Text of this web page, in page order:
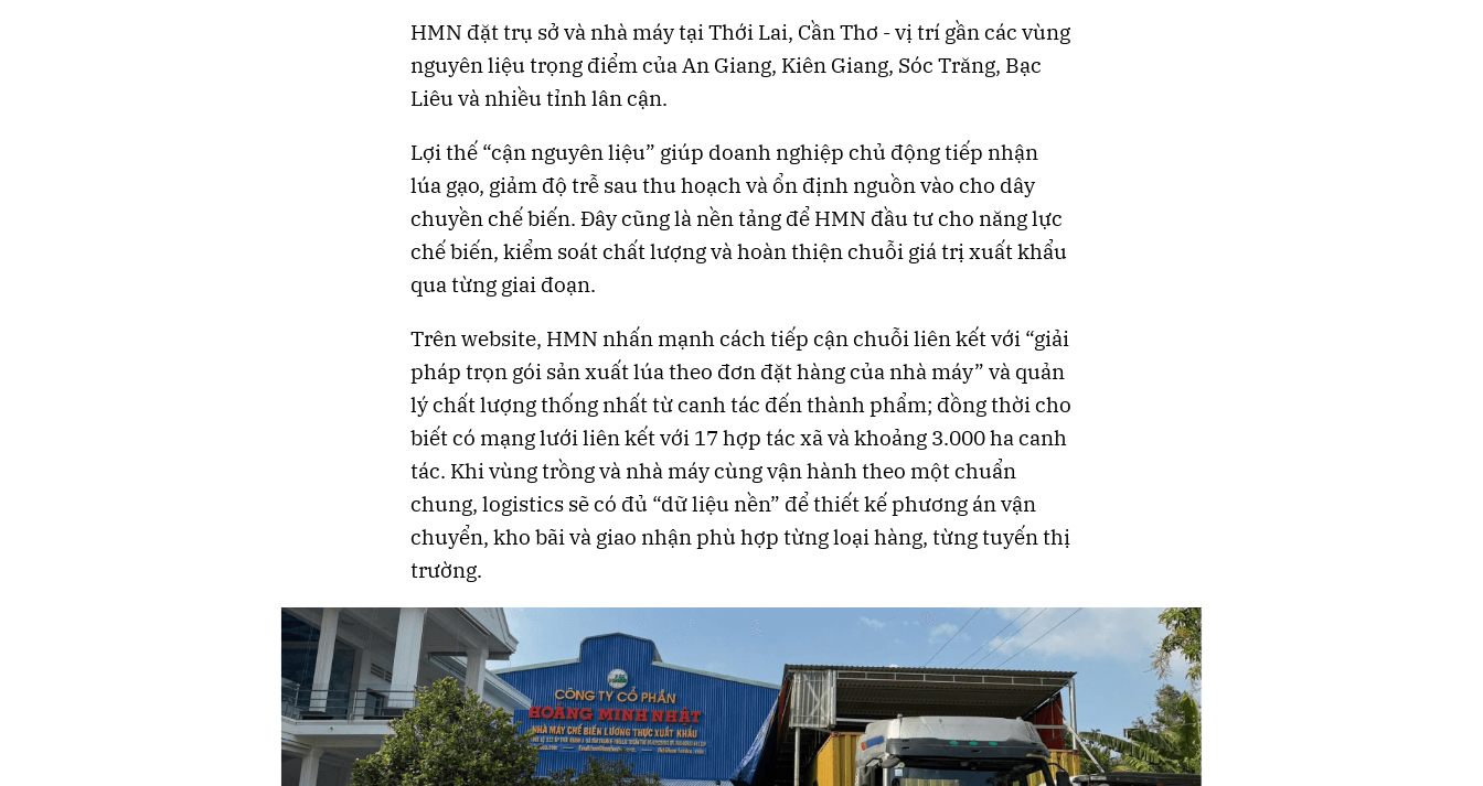
HMN đặt trụ sở và nhà máy tại Thới Lai, Cần Thơ - vị trí gần các vùng
nguyên liệu trọng điểm của An Giang, Kiên Giang, Sóc Trăng, Bạc
Liêu và nhiều tỉnh lân cận.
Lợi thế “cận nguyên liệu” giúp doanh nghiệp chủ động tiếp nhận
lúa gạo, giảm độ trễ sau thu hoạch và ổn định nguồn vào cho dây
chuyền chế biến. Đây cũng là nền tảng để HMN đầu tư cho năng lực
chế biến, kiểm soát chất lượng và hoàn thiện chuỗi giá trị xuất khẩu
qua từng giai đoạn.
Trên website, HMN nhấn mạnh cách tiếp cận chuỗi liên kết với “giải
pháp trọn gói sản xuất lúa theo đơn đặt hàng của nhà máy” và quản
lý chất lượng thống nhất từ canh tác đến thành phẩm; đồng thời cho
biết có mạng lưới liên kết với 17 hợp tác xã và khoảng 3.000 ha canh
tác. Khi vùng trồng và nhà máy cùng vận hành theo một chuẩn
chung, logistics sẽ có đủ “dữ liệu nền” để thiết kế phương án vận
chuyển, kho bãi và giao nhận phù hợp từng loại hàng, từng tuyến thị
trường.